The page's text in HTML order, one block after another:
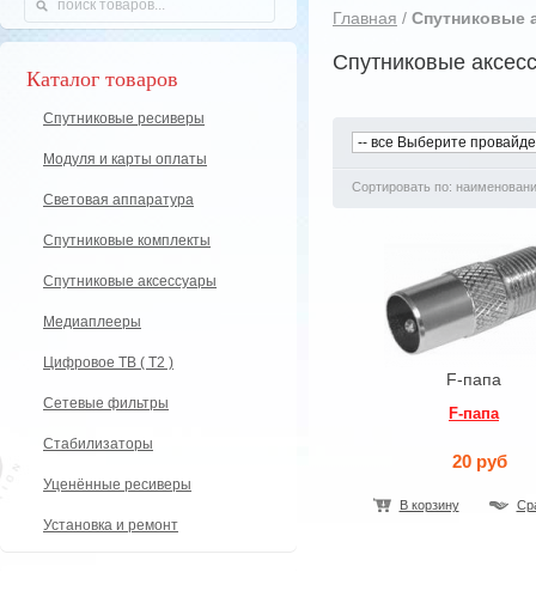
Каталог товаров
Спутниковые ресиверы
Модуля и карты оплаты
Световая аппаратура
Спутниковые комплекты
Спутниковые аксессуары
Медиаплееры
Цифровое ТВ ( Т2 )
Сетевые фильтры
Стабилизаторы
Уценённые ресиверы
Установка и ремонт
Главная / Спутниковые
Спутниковые
Сортировать по:
F-папа
F-папа
20 руб
В корзину